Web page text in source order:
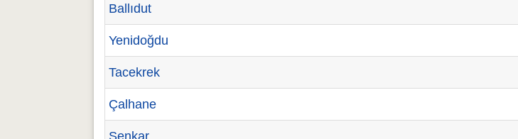
Ballıdut
Yenidoğdu
Tacekrek
Çalhane
Senkar